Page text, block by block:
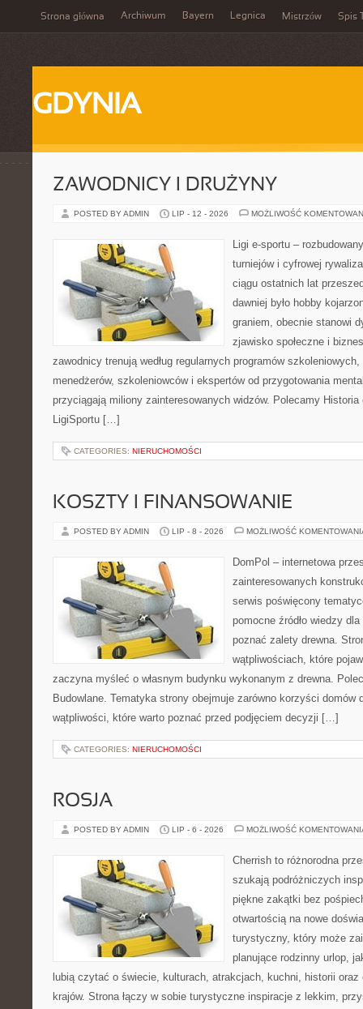
Strona główna Archiwum Bayern Legnica Mistrzów Spis
GDYNIA
ZAWODNICY I DRUŻYNY
POSTED BY ADMIN LIP - 12 - 2026 MOŻLIWOŚĆ
Ligi e-sportu –
turniejów i cyfrowej
ciągu ostatnich lat
dawniej było hobby
graniem, obecnie stanowi
zjawisko społeczne i
zawodnicy trenują według regularnych programów
menedżerów, szkoleniowców i ekspertów od przygotowania
przyciągają miliony zainteresowanych widzów. Polecamy
LigiSportu […]
CATEGORIES: NIERUCHOMOŚCI
KOSZTY I FINANSOWANIE
POSTED BY ADMIN LIP - 8 - 2026 MOŻLIWOŚĆ
DomPol – internetowa
zainteresowanych
serwis poświęcony
pomocne źródło wiedzy
poznać zalety drewna.
wątpliwościach, które
zaczyna myśleć o własnym budynku wykonanym z drewna.
Budowlane. Tematyka strony obejmuje zarówno korzyści domów
wątpliwości, które warto poznać przed podjęciem decyzji […]
CATEGORIES: NIERUCHOMOŚCI
ROSJA
POSTED BY ADMIN LIP - 6 - 2026 MOŻLIWOŚĆ
Cherrish to różnorodna
szukają podróżniczych
piękne zakątki bez
otwartością na nowe
turystyczny, który może
planujące rodzinny urlop,
lubią czytać o świecie, kulturach, atrakcjach, kuchni, historii
krajów. Strona łączy w sobie turystyczne inspiracje z lekkim,